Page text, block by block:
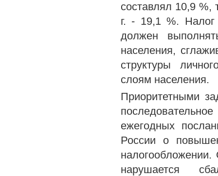
составлял 10,9 %,
г. - 19,1 %.
должен
населения,
структуры
слоям населения.
Приоритетными
ежегодных
России о
нарушается